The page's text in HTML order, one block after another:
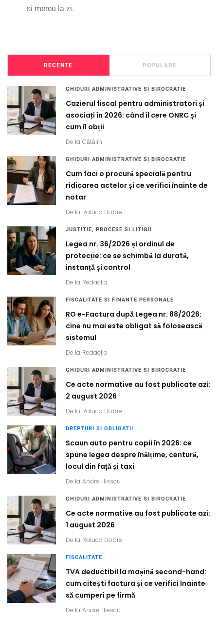
și mereu la zi.
RECENTE POPULARE
GHIDURI ADMINISTRATIVE SI BIROCRATIE
Cazierul fiscal pentru administratori și
asociați în 2026: când îl cere ONRC și
cum îl obții
De la Cătălin
GHIDURI ADMINISTRATIVE SI BIROCRATIE
Cum faci o procură specială pentru
ridicarea actelor și ce verifici înainte de
notar
De la Raluca Dobre
JUSTITIE, PROCESE SI LITIGII
Legea nr. 36/2026 și ordinul de
protecție: ce se schimbă la durată,
instanță și control
De la Redacția
FISCALITATE SI FINANTE PERSONALE
RO e-Factura după Legea nr. 88/2026:
cine nu mai este obligat să folosească
sistemul
De la Redacția
GHIDURI ADMINISTRATIVE SI BIROCRATIE
Ce acte normative au fost publicate azi:
2 august 2026
De la Raluca Dobre
DREPTURI SI OBLIGATII
Scaun auto pentru copii în 2026: ce
spune legea despre înălțime, centură,
locul din față și taxi
De la Andrei Iliescu
GHIDURI ADMINISTRATIVE SI BIROCRATIE
Ce acte normative au fost publicate azi:
1 august 2026
De la Raluca Dobre
FISCALITATE
TVA deductibil la mașină second-hand:
cum citești factura și ce verifici înainte
să cumperi pe firmă
De la Andrei Iliescu